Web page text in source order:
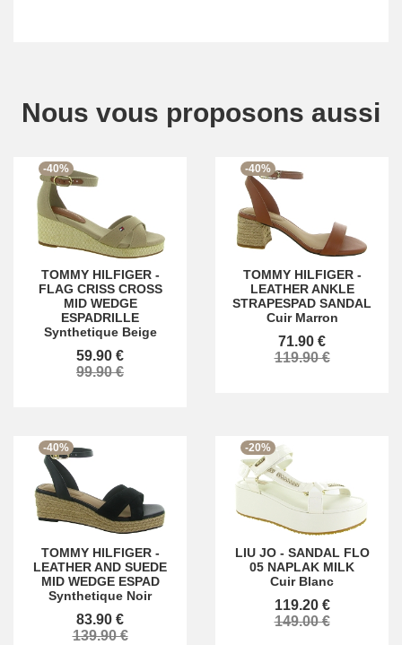
Nous vous proposons aussi
-40%
TOMMY HILFIGER-
FLAG CRISS CROSS
MID WEDGE
ESPADRILLE
Synthetique Beige
59.90 €
99.90 €
-40%
TOMMY HILFIGER-
LEATHER ANKLE
STRAPESPAD SANDAL
Cuir Marron
71.90 €
119.90 €
-40%
TOMMY HILFIGER-
LEATHER AND SUEDE
MID WEDGE ESPAD
Synthetique Noir
83.90 €
139.90 €
-20%
LIU JO- SANDAL FLO
05 NAPLAK MILK
Cuir Blanc
119.20 €
149.00 €